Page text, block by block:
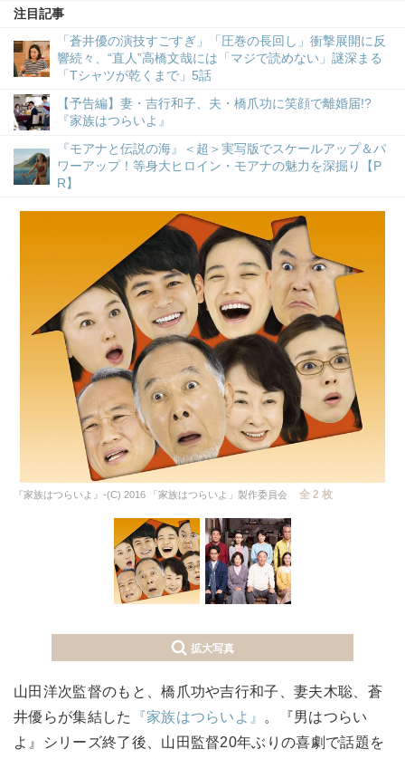
注目記事
「蒼井優の演技すごすぎ」「圧巻の長回し」衝撃展開に反
響続々、“直人”高橋文哉には「マジで読めない」謎深まる
「Tシャツが乾くまで」5話
【予告編】妻・吉行和子、夫・橋爪功に笑顔で離婚届!?
『家族はつらいよ』
『モアナと伝説の海』＜超＞実写版でスケールアップ＆パ
ワーアップ！等身大ヒロイン・モアナの魅力を深掘り【P
R】
『家族はつらいよ』-(C) 2016 「家族はつらいよ」製作委員会 全 2 枚
拡大写真
山田洋次監督のもと、橋爪功や吉行和子、妻夫木聡、蒼
井優らが集結した
『家族はつらいよ』 。『男はつらい
よ』シリーズ終了後、山田監督20年ぶりの喜劇で話題を